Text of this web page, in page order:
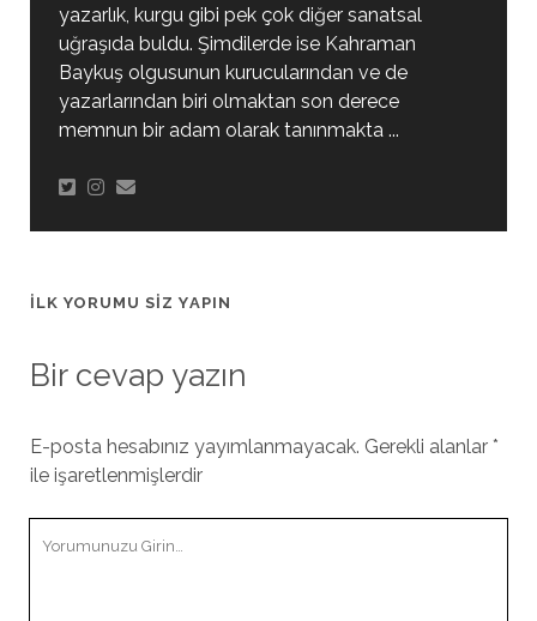
yazarlık, kurgu gibi pek çok diğer sanatsal
uğraşıda buldu. Şimdilerde ise Kahraman
Baykuş olgusunun kurucularından ve de
yazarlarından biri olmaktan son derece
memnun bir adam olarak tanınmakta ...
İLK YORUMU SIZ YAPIN
Bir cevap yazın
E-posta hesabınız yayımlanmayacak. Gerekli alanlar *
ile işaretlenmişlerdir